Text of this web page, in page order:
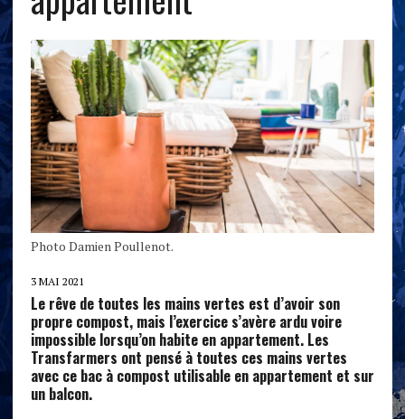
Photo Damien Poullenot.
3 MAI 2021
Le rêve de toutes les mains vertes est d’avoir son
propre compost, mais l’exercice s’avère ardu voire
impossible lorsqu’on habite en appartement. Les
Transfarmers ont pensé à toutes ces mains vertes
avec ce bac à compost utilisable en appartement et sur
un balcon.